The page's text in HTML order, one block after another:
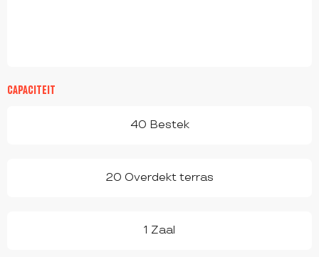
CAPACITEIT
40 Bestek
20 Overdekt terras
1 Zaal